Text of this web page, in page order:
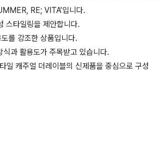
RE; VITA’입니다.
스타일링을 제안합니다.
를 강조한 상품입니다.
과 활용도가 주목받고 있습니다.
일 캐주얼 더레이블의 신제품을 중심으로 구성